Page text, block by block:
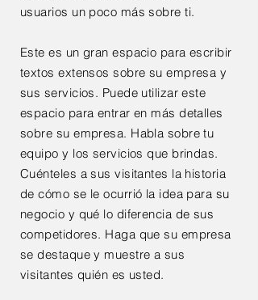
usuarios un poco más sobre ti.
Este es un gran espacio para escribir
textos extensos sobre su empresa y
sus servicios. Puede utilizar este
espacio para entrar en más detalles
sobre su empresa. Habla sobre tu
equipo y los servicios que brindas.
Cuénteles a sus visitantes la historia
de cómo se le ocurrió la idea para su
negocio y qué lo diferencia de sus
competidores. Haga que su empresa
se destaque y muestre a sus
visitantes quién es usted.